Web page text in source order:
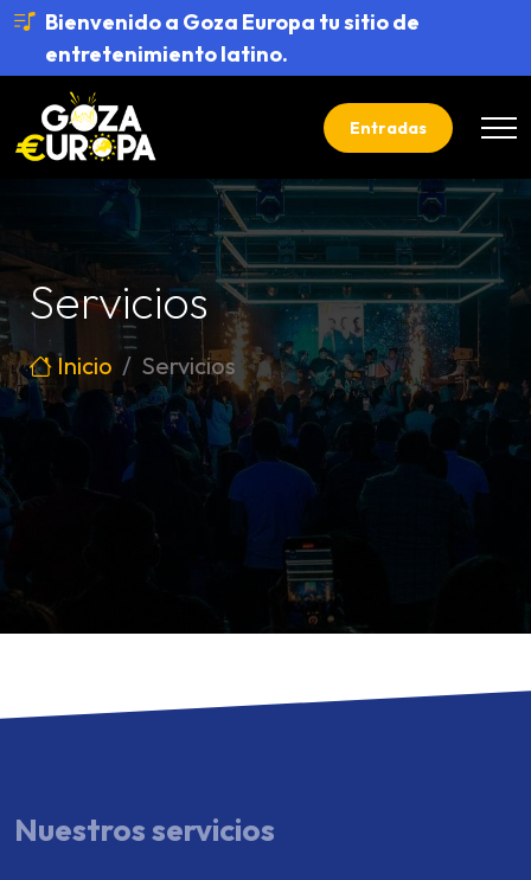
Bienvenido a Goza Europa tu sitio de
entretenimiento latino.
Entradas
Servicios
Inicio Servicios
Nuestros servicios